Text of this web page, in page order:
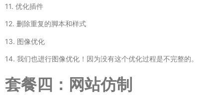
11. 优化插件
12. 删除重复的脚本和样式
13. 图像优化
14. 我们也进行图像优化！因为没有这个优化过程是不完整的。
套餐四：网站仿制